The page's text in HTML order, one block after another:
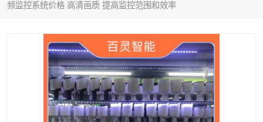
频监控系统价格 高清画质 提高监控范围和效率
安防监控红外报警系统 车牌识别系统
人脸识别系统